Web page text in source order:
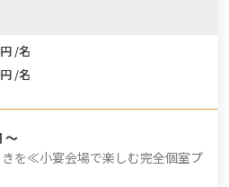
/名
/名
～
を≪小宴会場で楽しむ完全個室プ